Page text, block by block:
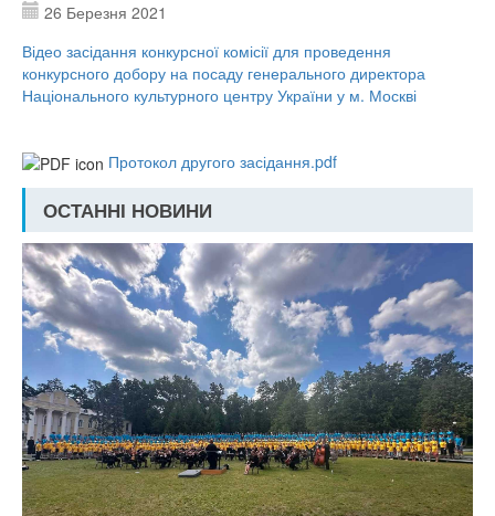
26 Березня 2021
Відео засідання конкурсної комісії для проведення
конкурсного добору на посаду генерального директора
Національного культурного центру України у м. Москві
Протокол другого засідання.pdf
ОСТАННІ НОВИНИ